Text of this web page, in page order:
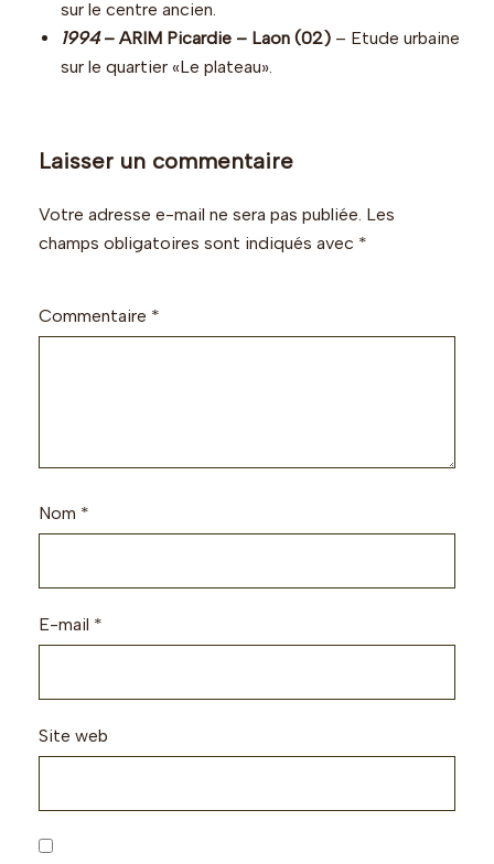
sur le centre ancien.
1994– ARIM Picardie – Laon (02) – Etude urbaine
sur le quartier «Le plateau».
Laisser un commentaire
Votre adresse e-mail ne sera pas publiée. Les
champs obligatoires sont indiqués avec *
Commentaire *
Nom *
E-mail *
Site web